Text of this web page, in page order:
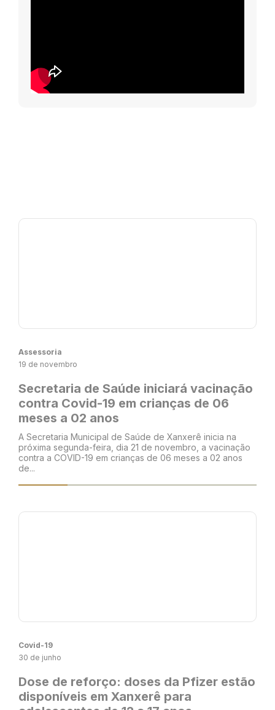
Assessoria
19 de novembro
Secretaria de Saúde iniciará vacinação
contra Covid-19 em crianças de 06
meses a 02 anos
A Secretaria Municipal de Saúde de Xanxerê inicia na
próxima segunda-feira, dia 21 de novembro, a vacinação
contra a COVID-19 em crianças de 06 meses a 02 anos
de...
Covid-19
30 de junho
Dose de reforço: doses da Pfizer estão
disponíveis em Xanxerê para